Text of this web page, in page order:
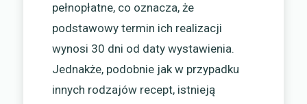
pełnopłatne, co oznacza, że
podstawowy termin ich realizacji
wynosi 30 dni od daty wystawienia.
Jednakże, podobnie jak w przypadku
innych rodzajów recept, istnieją